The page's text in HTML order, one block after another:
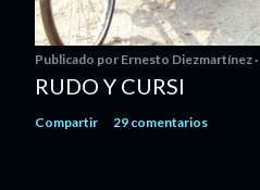
Publicado por Ernesto Diezmartínez
RUDO Y CURSI
Compartir 29 comentarios